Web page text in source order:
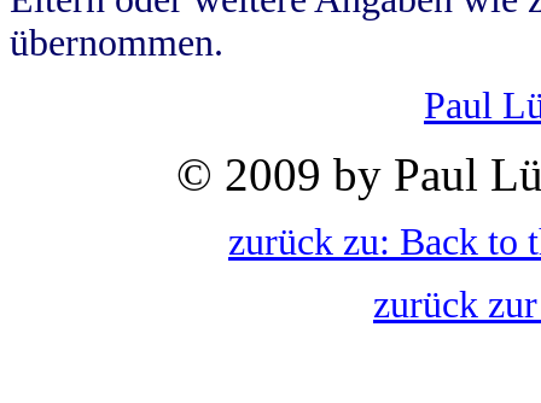
übernommen.
Paul
© 2009 by Paul
zurück zu: Back to
zurück